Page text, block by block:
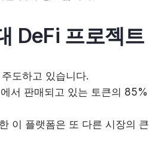
DeFi 프로젝트
도하고 있습니다.
서 판매되고 있는 토큰의 85%
이 플랫폼은 또 다른 시장의 큰